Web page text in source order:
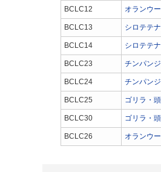
BCLC12 オランウ
BCLC13 シロテテ
BCLC14 シロテテ
BCLC23 チンパン
BCLC24 チンパン
BCLC25 ゴリラ・
BCLC30 ゴリラ・
BCLC26 オランウ